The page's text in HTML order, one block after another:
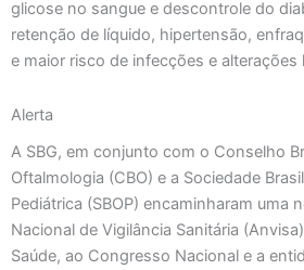
glicose no sangue e descontrole do
retenção de líquido, hipertensão,
e maior risco de infecções e alterações
Alerta
A SBG, em conjunto com o Conselho
Oftalmologia (CBO) e a Sociedade
Pediátrica (SBOP) encaminharam uma
Nacional de Vigilância Sanitária
Saúde, ao Congresso Nacional e a